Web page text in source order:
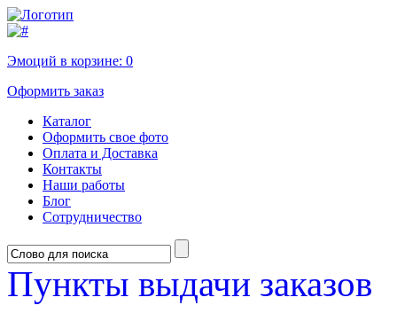
Эмоций в корзине: 0
Оформить заказ
Каталог
Оформить свое фото
Оплата и Доставка
Контакты
Наши работы
Блог
Сотрудничество
Пункты выдачи заказов